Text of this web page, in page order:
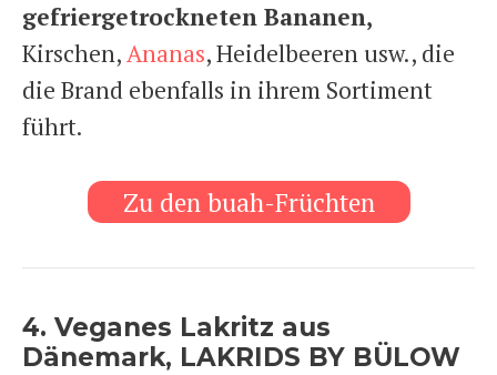
gefriergetrockneten Bananen,
Kirschen,Ananas, Heidelbeeren usw., die
die Brand ebenfalls in ihrem Sortiment
führt.
Zu den buah-Früchten
4. Veganes Lakritz aus
Dänemark, LAKRIDS BY BÜLOW